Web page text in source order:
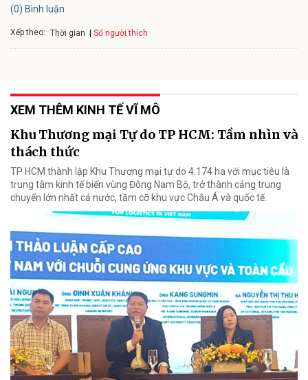
(0) Bình luận
Xếp theo: Thời gian Số người thích
XEM THÊM KINH TẾ VĨ MÔ
Khu Thương mại Tự do TP HCM: Tầm nhìn và
thách thức
TP HCM thành lập Khu Thương mại tự do 4.174 ha với mục tiêu là
trung tâm kinh tế biển vùng Đông Nam Bộ, trở thành cảng trung
chuyển lớn nhất cả nước, tầm cỡ khu vực Châu Á và quốc tế.